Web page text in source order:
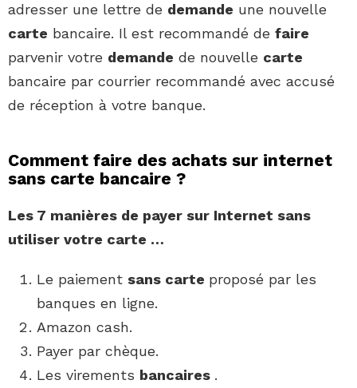
adresser une lettre de demande une nouvelle
carte bancaire. Il est recommandé de faire
parvenir votre demande de nouvelle carte
bancaire par courrier recommandé avec accusé
de réception à votre banque.
Comment faire des achats sur internet
sans carte bancaire ?
Les 7 manières de payer sur Internet sans
utiliser votre carte …
Le paiement sans carte proposé par les
banques en ligne.
Amazon cash.
Payer par chèque.
Les virements bancaires .